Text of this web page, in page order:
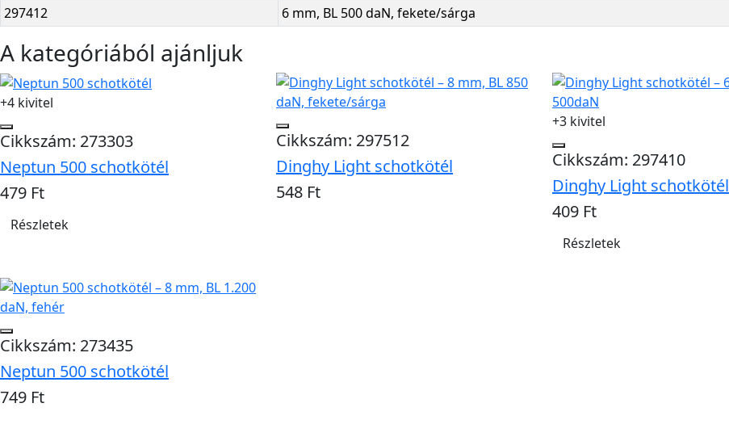
297412
6 mm, BL 500 daN, fekete/sárga
A kategóriából ajánljuk
+4 kivitel
Cikkszám: 273303
Neptun 500 schotkötél
479 Ft
Részletek
Cikkszám: 297512
Dinghy Light schotkötél
548 Ft
+3 kivitel
Cikkszám: 297410
Dinghy Light schotkötél
409 Ft
Részletek
Cikkszám: 273435
Neptun 500 schotkötél
749 Ft